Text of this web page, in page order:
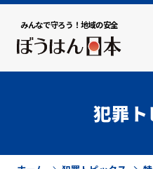
みんなで守ろう！地域の安全
犯罪